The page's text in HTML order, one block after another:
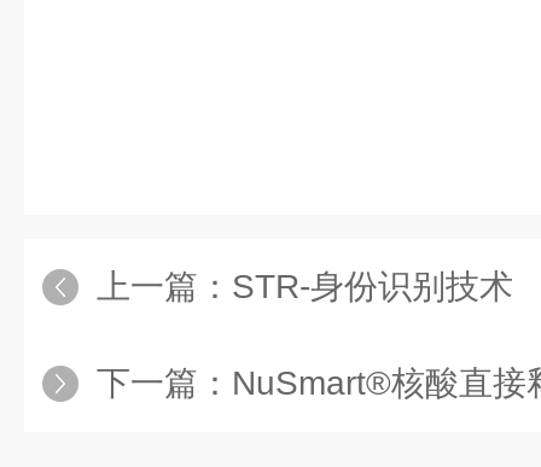
上一篇： STR-身份识别技术
下一篇： NuSmart®核酸直接释放